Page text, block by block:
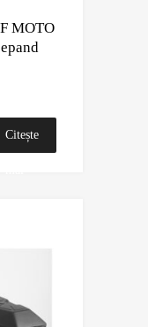
MOTO
Citește